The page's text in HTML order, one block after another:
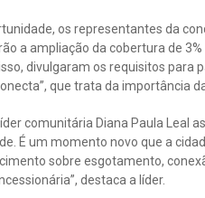
os representantes da
a ampliação da cobertura de
divulgaram os requisitos para
que trata da importância
comunitária Diana Paula Leal
É um momento novo que a
sobre esgotamento,
destaca a líder.